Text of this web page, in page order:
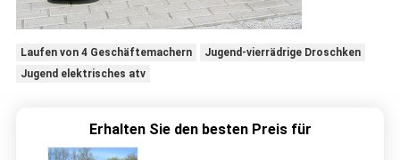
Laufen von 4 Geschäftemachern
Jugend-vierrädrige Droschken
Jugend elektrisches atv
Erhalten Sie den besten Preis für